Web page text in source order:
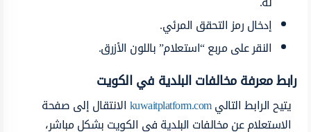
إدخال رمز التحقق المرئي.
النقر على مربع “استعلام” باللون الأزرق.
رابط معرفة مخالفات البلدية في الكويت
يتيح الرابط التاليkuwaitplatform.comالانتقال إلى صفحة
الاستعلام عن مخالفات البلدية في الكويت بشكل مباشر،